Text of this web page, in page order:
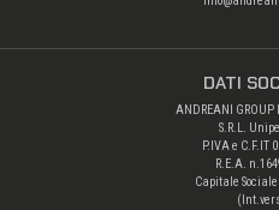
DATI
ANDREANI GROUP
S.R.L.
P.IVA e C.F.IT
R.E.A.
Capitale